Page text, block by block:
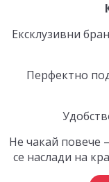
Ексклузивни
Перфектно
Не чакай повече
се наслади на